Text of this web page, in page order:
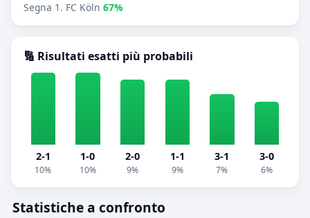
Segna 1. FC Köln 67%
🔢 Risultati esatti più probabili
2-1
10%
1-0
10%
2-0
9%
1-1
9%
3-1
7%
3-0
6%
Statistiche a confronto